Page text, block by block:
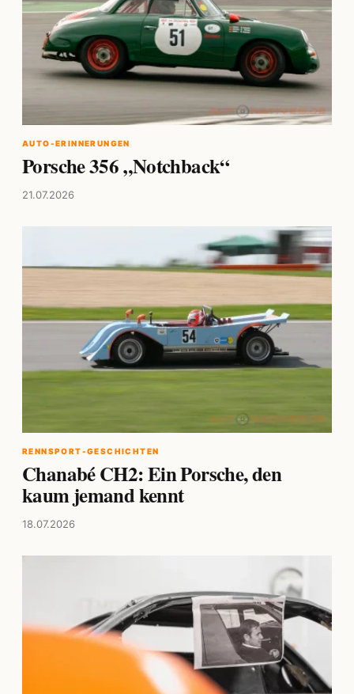
AUTO-ERINNERUNGEN
Porsche 356 „Notchback“
21.07.2026
RENNSPORT-GESCHICHTEN
Chanabé CH2: Ein Porsche, den
kaum jemand kennt
18.07.2026